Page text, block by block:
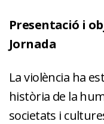
Presentació i
Jornada
La violència ha
història de la
societats i